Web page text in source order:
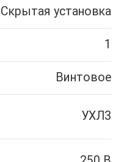
Скрытая установка
1
Винтовое
УХЛ3